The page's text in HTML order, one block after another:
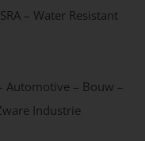
– Water Resistant
Automotive – Bouw –
Industrie